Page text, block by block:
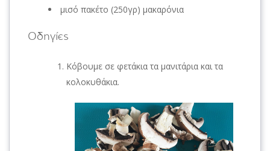
μισό πακέτο (250γρ) μακαρόνια
Οδηγίες
Κόβουμε σε φετάκια τα μανιτάρια και τα
κολοκυθάκια.